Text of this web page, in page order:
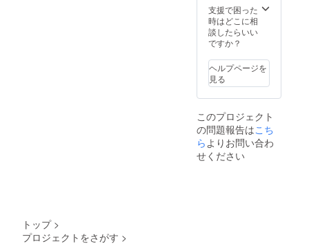
なりました。
年期５
～１０
冊ぐら
いござ
す。ラ
ンダム
発送で
す） 治
報告を
メール
でご報
告させ
ていた
支援で困った
時はどこに相
談したらいい
ですか？
ヘルプページを
見る
このプロジェクト
の問題報告はこち
ら よりお問い合わ
せください
トップ >
プロジェクトをさがす >